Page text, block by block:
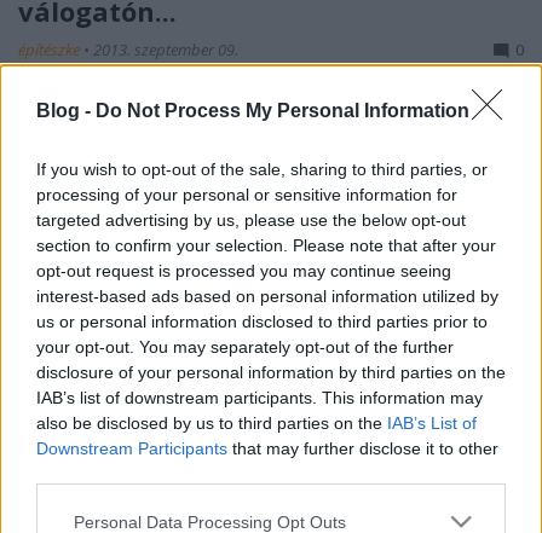
Blog - Do Not Process My Personal Information
If you wish to opt-out of the sale, sharing to third parties, or
processing of your personal or sensitive information for
targeted advertising by us, please use the below opt-out
section to confirm your selection. Please note that after your
opt-out request is processed you may continue seeing
interest-based ads based on personal information utilized by
us or personal information disclosed to third parties prior to
your opt-out. You may separately opt-out of the further
disclosure of your personal information by third parties on the
IAB’s list of downstream participants. This information may
also be disclosed by us to third parties on the IAB’s List of
Downstream Participants that may further disclose it to other
Please note that this website/app uses one or more Google
Personal Data Processing Opt Outs
válogatón...
építészke • 2013. szeptember 09. 0
Imádom ezt a sztorit... Megint egy gumicsont a
erkölcsösködni... Már a szombati adásban kiderült,
hogy az egyik tehetség előzőleg máshol
kamatoztatta tudását... Természetesen, nem nagyon
múlhat el úgy egyik saját gyártású RTL…
BEST OF 2011!!! - Abbahagyta a
pornózást az 'X-Faktor' egykori
versenyzője...
építészke• 2012. január 06.
Ki ne ismerné Bonny Singer-t??? Ki ismeri Bonny
Singer-t??? Ki az a Bonny Singer??? Nos, ezekre a